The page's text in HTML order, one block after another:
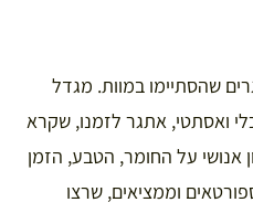
שהסתיימו במוות. מגדל
ואסתטי, אתגר לזמנו, שקרא
אנושי על החומר, הטבע, הזמן
וממציאים, שרצו